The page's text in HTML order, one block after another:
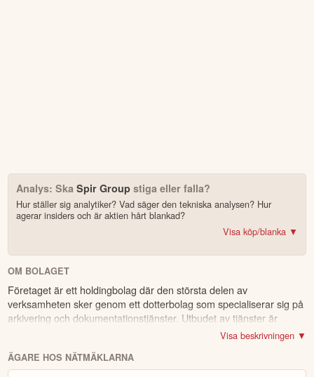
Analys: Ska Spir Groupstiga eller falla?
Hur ställer sig analytiker? Vad säger den tekniska analysen? Hur
agerar insiders och är aktien hårt blankad?
erbjudandet!
4.2av 5
Trustpilot
10 000+ olika marknader samlade – aktier, ETF:er & krypto
För- & efterhandel på utvalda börser – ligg steget före
Visa köp/blanka ▼
OM BOLAGET
Företaget är ett holdingbolag där den största delen av
verksamheten sker genom ett dotterbolag som specialiserar sig på
arkivering och dokumentationstjänster. Utbudet av tjänster är
omfattande och erbjuds främst digitalt samt genom kontinuerlig
konsultation. Förutom kärnverksamheten tillhandahåller företaget
även olika tilläggstjänster. Verksamheten bedrivs huvudsakligen
inom den norska hemmamarknaden.
Visa beskrivningen ▼
ÄGARE HOS NÄTMÄKLARNA